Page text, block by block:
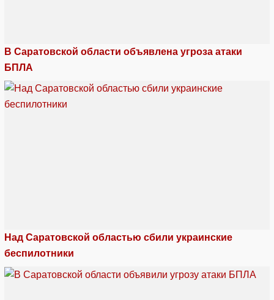
В Саратовской области объявлена угроза атаки
БПЛА
Над Саратовской областью сбили украинские
беспилотники